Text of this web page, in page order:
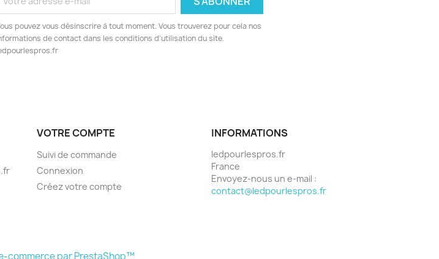
pouvez vous désinscrire à tout moment. Vous trouverez pour cela nos
de contact dans les conditions d'utilisation du site.
VOTRE COMPTE
Suivi de commande
Connexion
Créez votre compte
INFORMATIONS
ledpourlespros.fr
France
Envoyez-nous un e-mail :
contact@ledpourlespros.fr
commerce par PrestaShop™